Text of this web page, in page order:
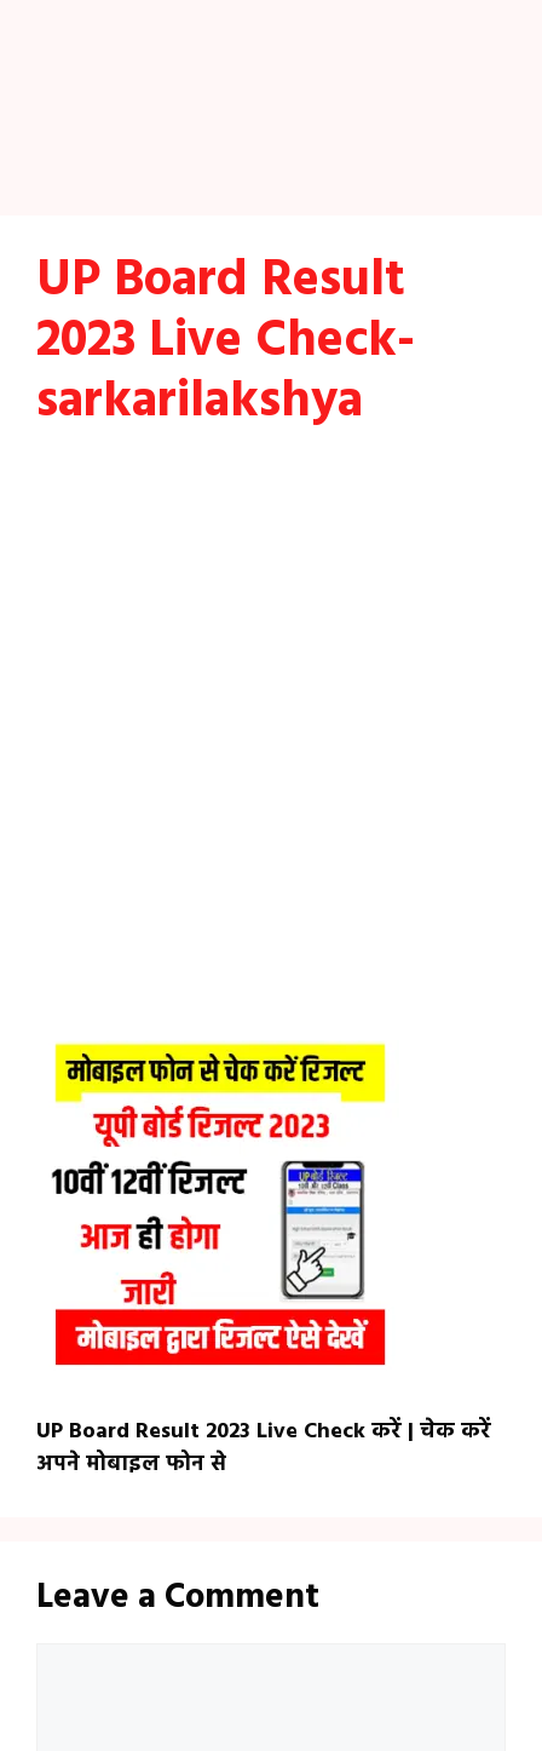
UP Board Result
2023 Live Check-
sarkarilakshya
UP Board Result 2023 Live Check करें | चेक करें
अपने मोबाइल फोन से
Leave a Comment